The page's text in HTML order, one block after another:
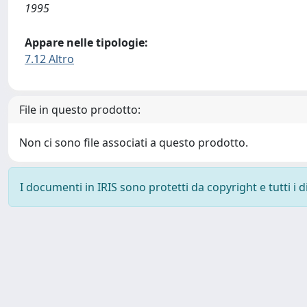
1995
Appare nelle tipologie:
7.12 Altro
File in questo prodotto:
Non ci sono file associati a questo prodotto.
I documenti in IRIS sono protetti da copyright e tutti i